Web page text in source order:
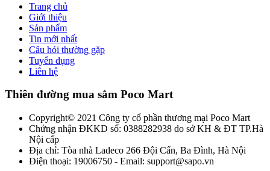
Trang chủ
Giới thiệu
Sản phẩm
Tin mới nhất
Câu hỏi thường gặp
Tuyển dụng
Liên hệ
Thiên đường mua sắm Poco Mart
Copyright© 2021 Công ty cổ phần thương mại Poco Mart
Chứng nhận ĐKKD số: 0388282938 do sở KH & ĐT TP.Hà
Nội cấp
Địa chỉ: Tòa nhà Ladeco 266 Đội Cấn, Ba Đình, Hà Nội
Điện thoại: 19006750 - Email: support@sapo.vn